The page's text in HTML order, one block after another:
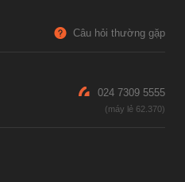
Câu hỏi thường gặp
024 7309 5555